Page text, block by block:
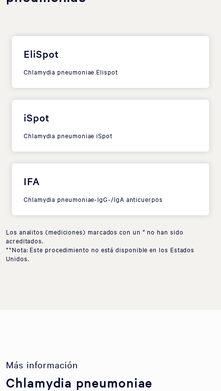
EliSpot
Chlamydia pneumoniae Elispot
iSpot
Chlamydia pneumoniae iSpot
IFA
Chlamydia pneumoniae-IgG-/IgA anticuerpos
Los analitos (mediciones) marcados con un * no han sido
acreditados.
**Nota: Este procedimiento no está disponible en los Estados
Unidos.
Más información
Chlamydia pneumoniae